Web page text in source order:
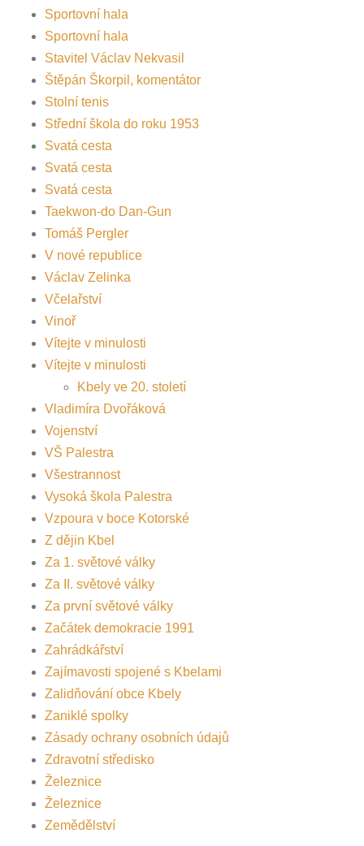
Sportovní hala
Sportovní hala
Stavitel Václav Nekvasil
Štěpán Škorpil, komentátor
Stolní tenis
Střední škola do roku 1953
Svatá cesta
Svatá cesta
Svatá cesta
Taekwon-do Dan-Gun
Tomáš Pergler
V nové republice
Václav Zelinka
Včelařství
Vinoř
Vítejte v minulosti
Vítejte v minulosti
Kbely ve 20. století
Vladimíra Dvořáková
Vojenství
VŠ Palestra
Všestrannost
Vysoká škola Palestra
Vzpoura v boce Kotorské
Z dějin Kbel
Za 1. světové války
Za II. světové války
Za první světové války
Začátek demokracie 1991
Zahrádkářství
Zajímavosti spojené s Kbelami
Zalidňování obce Kbely
Zaniklé spolky
Zásady ochrany osobních údajů
Zdravotní středisko
Železnice
Železnice
Zemědělství